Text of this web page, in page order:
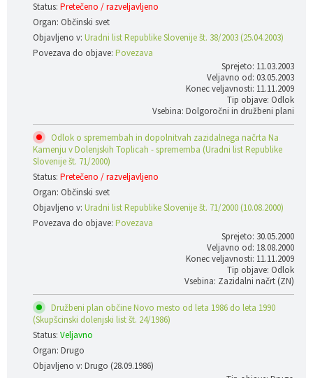
Status: Pretečeno / razveljavljeno
Organ: Občinski svet
Objavljeno v: Uradni list Republike Slovenije št. 38/2003 (25.04.2003)
Povezava do objave: Povezava
Sprejeto: 11.03.2003
Veljavno od: 03.05.2003
Konec veljavnosti: 11.11.2009
Tip objave: Odlok
Vsebina: Dolgoročni in družbeni plani
Odlok o spremembah in dopolnitvah zazidalnega načrta Na
Kamenju v Dolenjskih Toplicah - sprememba (Uradni list Republike
Slovenije št. 71/2000)
Status: Pretečeno / razveljavljeno
Organ: Občinski svet
Objavljeno v: Uradni list Republike Slovenije št. 71/2000 (10.08.2000)
Povezava do objave: Povezava
Sprejeto: 30.05.2000
Veljavno od: 18.08.2000
Konec veljavnosti: 11.11.2009
Tip objave: Odlok
Vsebina: Zazidalni načrt (ZN)
Družbeni plan občine Novo mesto od leta 1986 do leta 1990
(Skupšcinski dolenjski list št. 24/1986)
Status: Veljavno
Organ: Drugo
Objavljeno v: Drugo (28.09.1986)